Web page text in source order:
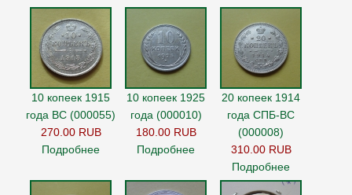
10 копеек 1915
года ВС (000055)
270.00 RUB
Подробнее
10 копеек 1925
года (000010)
180.00 RUB
Подробнее
20 копеек 1914
года СПБ-ВС
(000008)
310.00 RUB
Подробнее